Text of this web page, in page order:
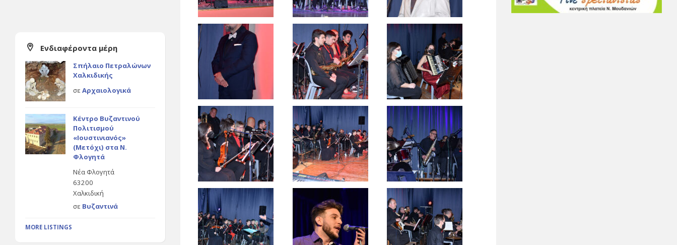
Ενδιαφέροντα μέρη
Σπήλαιο Πετραλώνων
Χαλκιδικής
σε Αρχαιολογικά
Κέντρο Βυζαντινού
Πολιτισμού
«Ιουστινιανός»
(Μετόχι) στα Ν.
Φλογητά
Νέα Φλογητά
63200
Χαλκιδική
σε Βυζαντινά
MORE LISTINGS